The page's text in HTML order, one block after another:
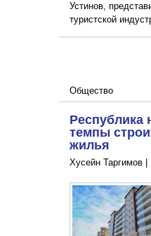
Устинов,
туристской
Общество
Республика
темпы
жилья
Хусейн Таргимов |